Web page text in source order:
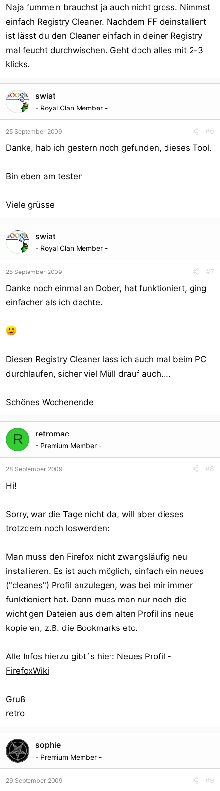
Naja fummeln brauchst ja auch nicht gross. Nimmst
einfach Registry Cleaner. Nachdem FF deinstalliert
ist lässt du den Cleaner einfach in deiner Registry
mal feucht durchwischen. Geht doch alles mit 2-3
klicks.
swiat
- Royal Clan Member -
25 September 2009 #6
Danke, hab ich gestern noch gefunden, dieses Tool.
Bin eben am testen
Viele grüsse
swiat
- Royal Clan Member -
25 September 2009 #7
Danke noch einmal an Dober, hat funktioniert, ging
einfacher als ich dachte.
Diesen Registry Cleaner lass ich auch mal beim PC
durchlaufen, sicher viel Müll drauf auch....
Schönes Wochenende
R retromac
- Premium Member -
28 September 2009 #8
Hi!
Sorry, war die Tage nicht da, will aber dieses
trotzdem noch loswerden:
Man muss den Firefox nicht zwangsläufig neu
installieren. Es ist auch möglich, einfach ein neues
("cleanes") Profil anzulegen, was bei mir immer
funktioniert hat. Dann muss man nur noch die
wichtigen Dateien aus dem alten Profil ins neue
kopieren, z.B. die Bookmarks etc.
Alle Infos hierzu gibt`s hier: Neues Profil -
FirefoxWiki
Gruß
retro
sophie
- Premium Member -
29 September 2009 #9